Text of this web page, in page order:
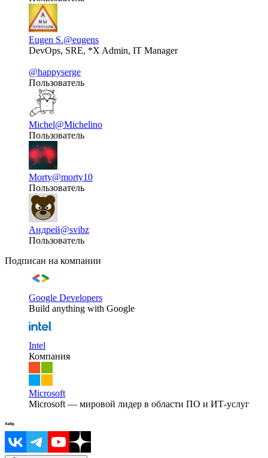
Eugen S.@eugens
DevOps, SRE, *X Admin, IT Manager
@happyserge
Пользователь
Michel@Michelino
Пользователь
Morty@morty10
Пользователь
Андрей@svibz
Пользователь
Подписан на компании
Google Developers
Build anything with Google
Intel
Компания
Microsoft
Microsoft — мировой лидер в области ПО и ИТ-услуг